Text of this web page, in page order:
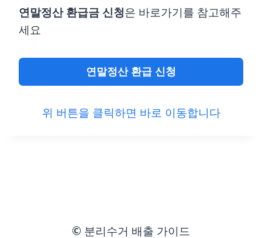
연말정산 환급금신청은 바로가기를 참고해주
세요
연말정산 환급 신청
위 버튼을 클릭하면 바로 이동합니다
© 분리수거 배출 가이드